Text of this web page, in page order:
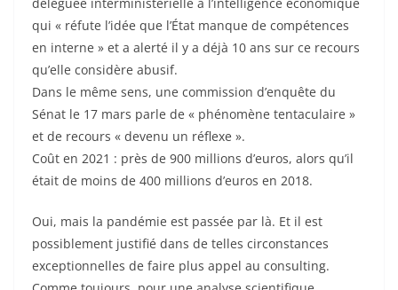
qui « réfute l’idée que l’État manque de compétences
en interne » et a alerté il y a déjà 10 ans sur ce recours
qu’elle considère abusif.
Dans le même sens, une commission d’enquête du
Sénat le 17 mars parle de « phénomène tentaculaire »
et de recours « devenu un réflexe ».
Coût en 2021 : près de 900 millions d’euros, alors qu’il
était de moins de 400 millions d’euros en 2018.
Oui, mais la pandémie est passée par là. Et il est
possiblement justifié dans de telles circonstances
exceptionnelles de faire plus appel au consulting.